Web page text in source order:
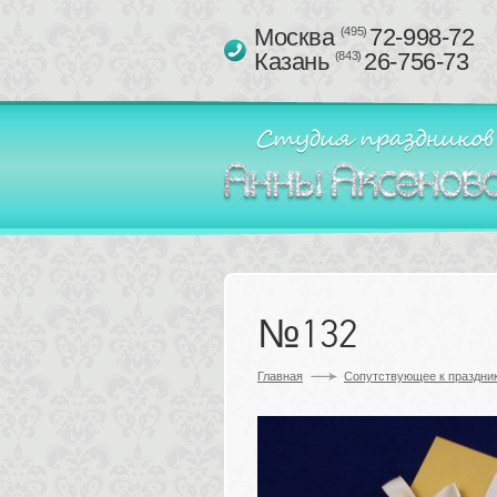
Москва (495)72-998-72
Казань (843)26-756-73
№132
Главная Сопутствующее к